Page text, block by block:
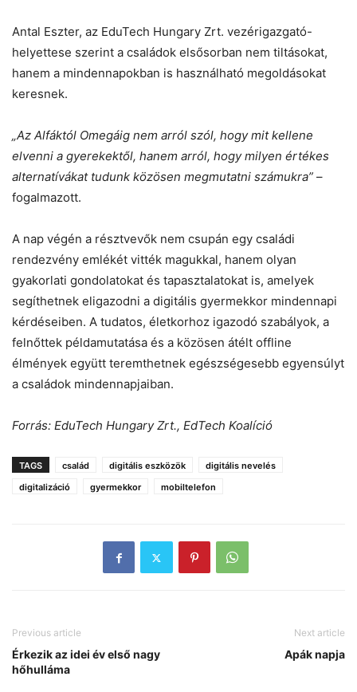
Antal Eszter, az EduTech Hungary Zrt. vezérigazgató-
helyettese szerint a családok elsősorban nem tiltásokat,
hanem a mindennapokban is használható megoldásokat
keresnek.
„Az Alfáktól Omegáig nem arról szól, hogy mit kellene
elvenni a gyerekektől, hanem arról, hogy milyen értékes
alternatívákat tudunk közösen megmutatni számukra” –
fogalmazott.
A nap végén a résztvevők nem csupán egy családi
rendezvény emlékét vitték magukkal, hanem olyan
gyakorlati gondolatokat és tapasztalatokat is, amelyek
segíthetnek eligazodni a digitális gyermekkor mindennapi
kérdéseiben. A tudatos, életkorhoz igazodó szabályok, a
felnőttek példamutatása és a közösen átélt offline
élmények együtt teremthetnek egészségesebb egyensúlyt
a családok mindennapjaiban.
Forrás: EduTech Hungary Zrt., EdTech Koalíció
TAGS család digitális eszközök
digitális nevelés
digitalizáció
gyermekkor mobiltelefon
Previous article
Érkezik az idei év első nagy
hőhulláma
Next article
Apák napja